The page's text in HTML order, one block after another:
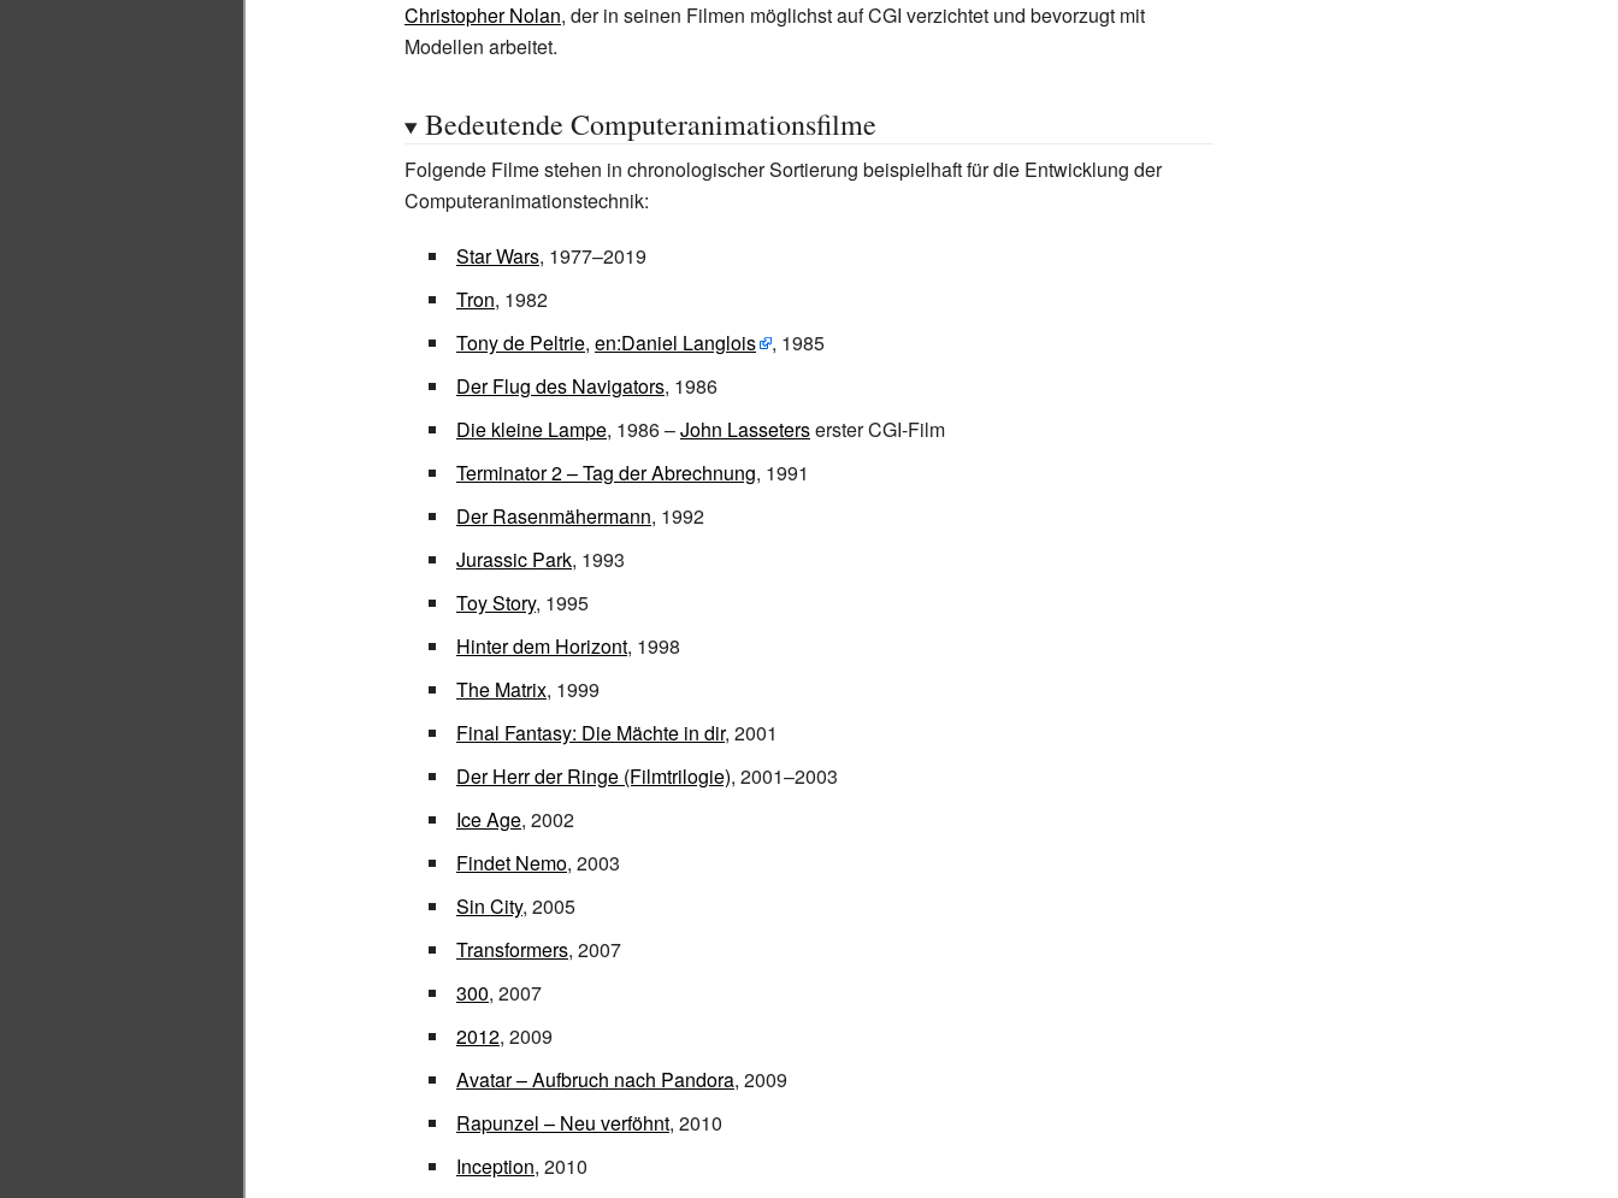
Christopher Nolan, der in seinen Filmen möglichst auf CGI verzichtet und bevorzugt mit
Modellen arbeitet.
Bedeutende Computeranimationsfilme
Folgende Filme stehen in chronologischer Sortierung beispielhaft für die Entwicklung der
Computeranimationstechnik:
Star Wars, 1977–2019
Tron, 1982
Tony de Peltrie, en:Daniel Langlois
, 1985
Der Flug des Navigators, 1986
Die kleine Lampe, 1986 –John Lasseterserster CGI-Film
Terminator 2 – Tag der Abrechnung, 1991
Der Rasenmähermann, 1992
Jurassic Park, 1993
Toy Story, 1995
Hinter dem Horizont, 1998
The Matrix, 1999
Final Fantasy: Die Mächte in dir, 2001
Der Herr der Ringe (Filmtrilogie), 2001–2003
Ice Age, 2002
Findet Nemo, 2003
Sin City, 2005
Transformers, 2007
300, 2007
2012, 2009
Avatar – Aufbruch nach Pandora, 2009
Rapunzel – Neu verföhnt, 2010
Inception, 2010